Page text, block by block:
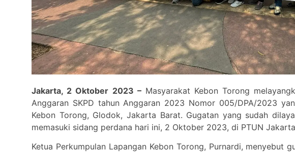
Jakarta, 2 Oktober 2023 –Masyarakat Kebon Torong
Anggaran SKPD tahun Anggaran 2023 Nomor 005/DPA/2023
Kebon Torong, Glodok, Jakarta Barat. Gugatan yang sudah
memasuki sidang perdana hari ini, 2 Oktober 2023, di PTUN
Ketua Perkumpulan Lapangan Kebon Torong, Purnardi, menyebut